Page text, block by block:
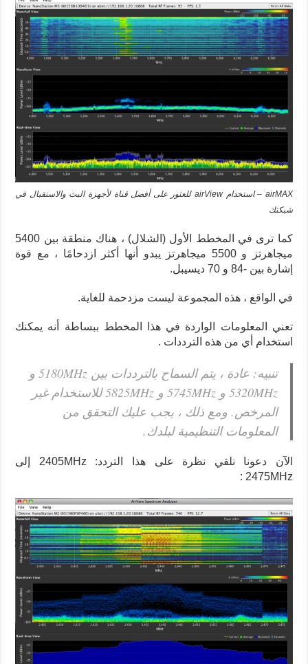
airMAX – استخدام airView للعثور على أفضل قناة لأجهزة البث والاستقبال في
شبكتك
كما ترى في المخطط الأول (الشلال) ، هناك منطقة بين 5400
ميجاهرتز و 5500 ميجاهرتز يبدو أنها أكثر ازدحامًا ، مع قوة
إشارة بين -84 و 70 ديسيبل.
في الواقع ، هذه المجموعة ليست مزدحمة للغاية.
تعني المعلومات الواردة في هذا المخطط ببساطة أنه يمكنك
استخدام أي من هذه الترددات .
تنبيه: عادة ، يتم السماح بالترددات بين 5180MHz و
5320MHz و 5745MHz و 5825MHz للاستخدام غير
المرخص. ومع ذلك ، يجب عليك التحقق من
المعلومات التنظيمية لبلدك.
الآن دعونا نلقي نظرة على هذا التردد: 2405MHz إلى
2475MHz :